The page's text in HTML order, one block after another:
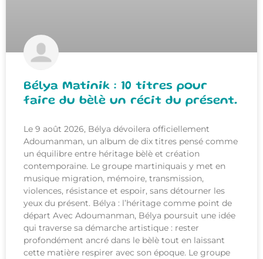
Bélya Matinik : 10 titres pour
faire du bèlè un récit du présent.
Le 9 août 2026, Bélya dévoilera officiellement
Adoumanman, un album de dix titres pensé comme
un équilibre entre héritage bèlè et création
contemporaine. Le groupe martiniquais y met en
musique migration, mémoire, transmission,
violences, résistance et espoir, sans détourner les
yeux du présent. Bélya : l’héritage comme point de
départ Avec Adoumanman, Bélya poursuit une idée
qui traverse sa démarche artistique : rester
profondément ancré dans le bèlè tout en laissant
cette matière respirer avec son époque. Le groupe